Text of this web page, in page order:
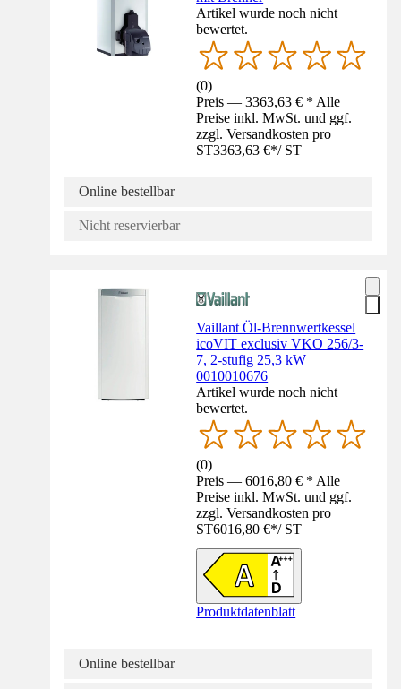
Artikel wurde noch nicht
bewertet.
(0)
Preis — 3363,63 € * Alle
Preise inkl. MwSt. und ggf.
zzgl. Versandkosten pro
ST3363,63 €*/ ST
Online bestellbar
Nicht reservierbar
Vaillant Öl-Brennwertkessel
icoVIT exclusiv VKO 256/3-
7, 2-stufig 25,3 kW
0010010676
Artikel wurde noch nicht
bewertet.
(0)
Preis — 6016,80 € * Alle
Preise inkl. MwSt. und ggf.
zzgl. Versandkosten pro
ST6016,80 €*/ ST
Produktdatenblatt
Online bestellbar